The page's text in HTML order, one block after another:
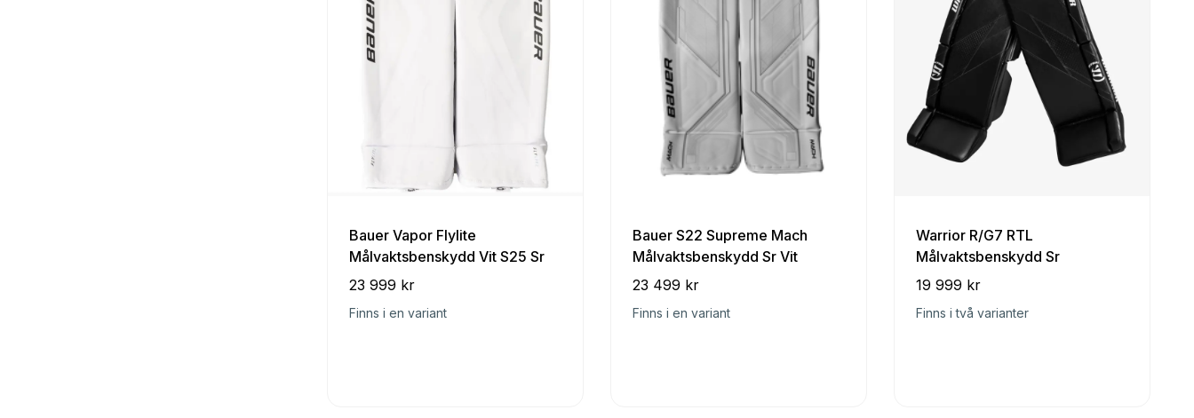
Bauer Vapor Flylite
Målvaktsbenskydd Vit S25 Sr
23 999 kr
Finns i en variant
Bauer S22 Supreme Mach
Målvaktsbenskydd Sr Vit
23 499 kr
Finns i en variant
Warrior R/G7 RTL
Målvaktsbenskydd Sr
19 999 kr
Finns i två varianter